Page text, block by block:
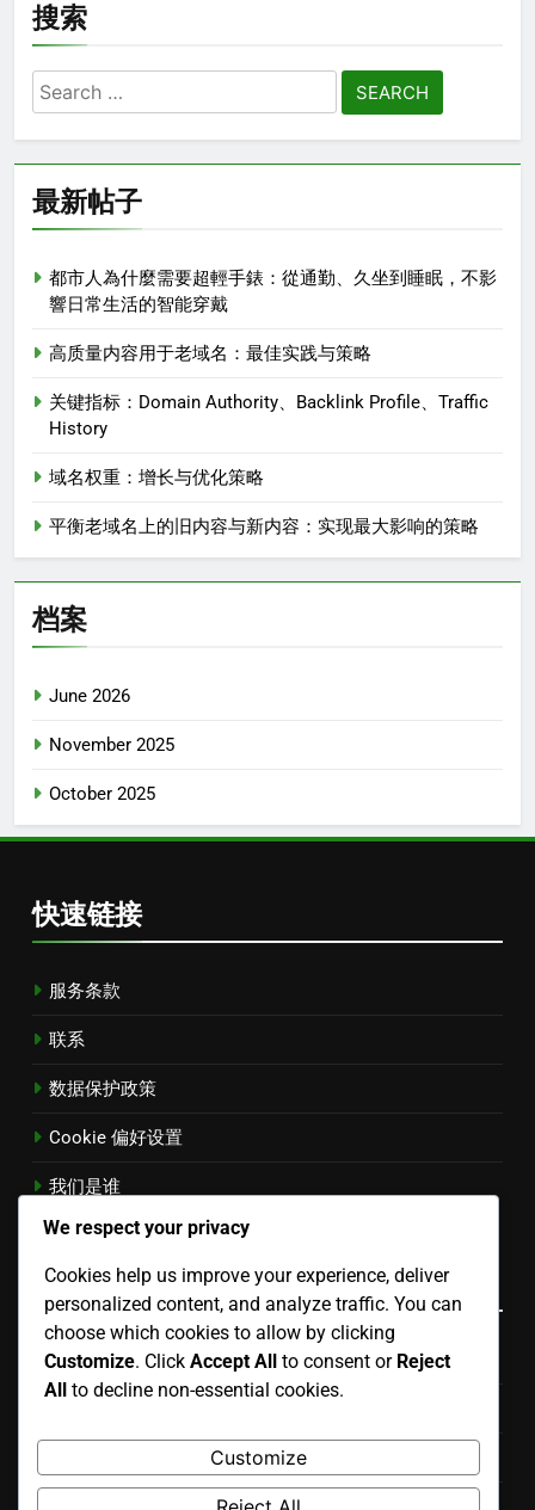
搜索
Search
for:
最新帖子
都市人為什麼需要超輕手錶：從通勤、久坐到睡眠，不影
響日常生活的智能穿戴
高质量内容用于老域名：最佳实践与策略
关键指标：Domain Authority、Backlink Profile、Traffic
History
域名权重：增长与优化策略
平衡老域名上的旧内容与新内容：实现最大影响的策略
档案
June 2026
November 2025
October 2025
快速链接
服务条款
联系
数据保护政策
Cookie 偏好设置
我们是谁
Chinese▾
类别
技术SEO针对Aged Domains
老域名的Link Building技术
We respect your privacy
Cookies help us improve your experience, deliver
personalized content, and analyze traffic. You can
choose which cookies to allow by clicking
Customize. Click Accept All to consent or Reject
All to decline non-essential cookies.
Customize